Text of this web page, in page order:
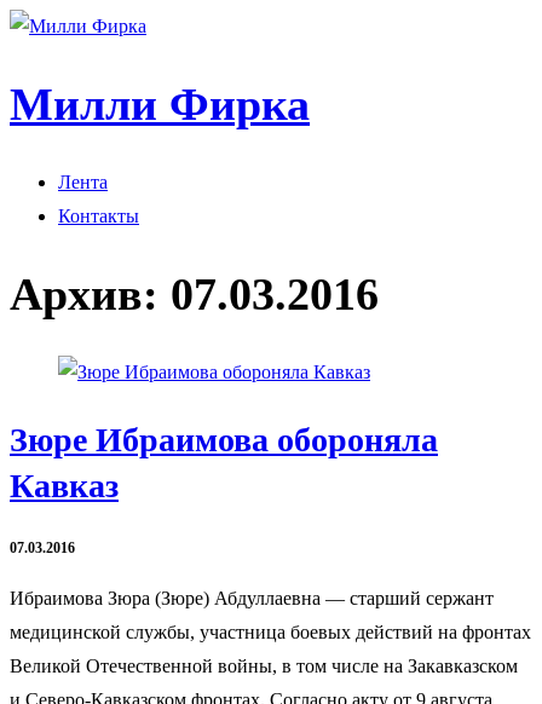
Милли Фирка
Лента
Контакты
Архив: 07.03.2016
Зюре Ибраимова обороняла
Кавказ
07.03.2016
Ибраимова Зюра (Зюре) Абдуллаевна — старший сержант
медицинской службы, участница боевых действий на фронтах
Великой Отечественной войны, в том числе на Закавказском
и Северо-Кавказском фронтах. Согласно акту от 9 августа